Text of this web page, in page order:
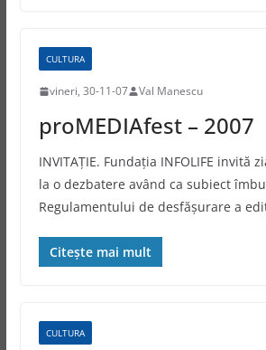
CULTURA
vineri, 30-11-07 Val Manescu
proMEDIAfest – 2007
INVITAŢIE. Fundaţia INFOLIFE invită
la o dezbatere având ca subiect
Regulamentului de desfăşurare a
Citește mai mult
CULTURA